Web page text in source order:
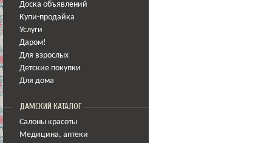
Доска объявлений
Купи-продайка
Услуги
Даром!
Для взрослых
Детские покупки
Для дома
ДАМСКИЙ КАТАЛОГ
Салоны красоты
Медицина, аптеки